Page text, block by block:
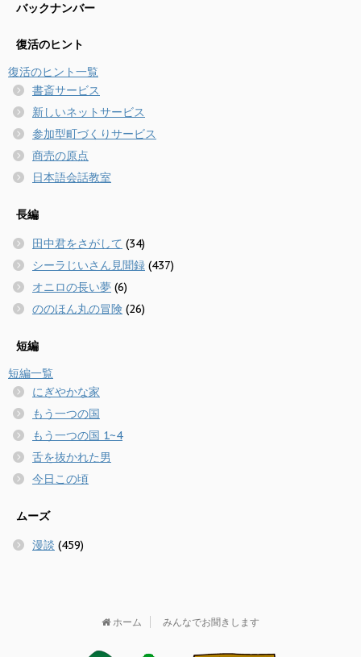
バックナンバー
復活のヒント
復活のヒント一覧
書斎サービス
新しいネットサービス
参加型町づくりサービス
商売の原点
日本語会話教室
長編
田中君をさがして (34)
シーラじいさん見聞録 (437)
オニロの長い夢 (6)
ののほん丸の冒険 (26)
短編
短編一覧
にぎやかな家
もう一つの国
もう一つの国 1~4
舌を抜かれた男
今日この頃
ムーズ
漫談 (459)
ホーム みんなでお聞きします